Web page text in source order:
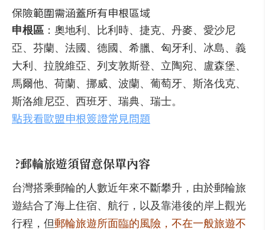
保險範圍需涵蓋所有申根區域
申根區 ：奧地利、比利時、捷克、丹麥、愛沙尼
亞、芬蘭、法國、德國、希臘、匈牙利、冰島、義
大利、拉脫維亞、列支敦斯登、立陶宛、盧森堡、
馬爾他、荷蘭、挪威、波蘭、葡萄牙、斯洛伐克、
斯洛維尼亞、西班牙、瑞典、瑞士。
點我看歐盟申根簽證常見問題
?郵輪旅遊須留意保單內容
台灣搭乘郵輪的人數近年來不斷攀升，由於郵輪旅
遊結合了海上住宿、航行，以及靠港後的岸上觀光
行程，但郵輪旅遊所面臨的風險，不在一般旅遊不